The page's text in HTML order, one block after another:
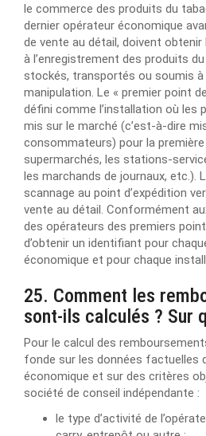
le commerce des produits du
dernier opérateur économique
de vente au détail, doivent obtenir
à l’enregistrement des produits
stockés, transportés ou soumis
manipulation. Le « premier point
défini comme l’installation où les
mis sur le marché (c’est-à-dire
consommateurs) pour la
supermarchés, les stations-
les marchands de journaux, etc.).
scannage au point d’expédition
vente au détail. Conformément
des opérateurs des premiers
d’obtenir un identifiant pour
économique et pour chaque
25. Comment les
sont-ils calculés ? Sur
Pour le calcul des
fonde sur les données factuelles
économique et sur des critères
société de conseil indépendante :
le type d’activité de